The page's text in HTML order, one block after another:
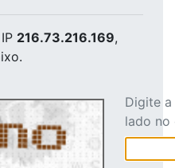
216.73.216.169,
Digite
lado no